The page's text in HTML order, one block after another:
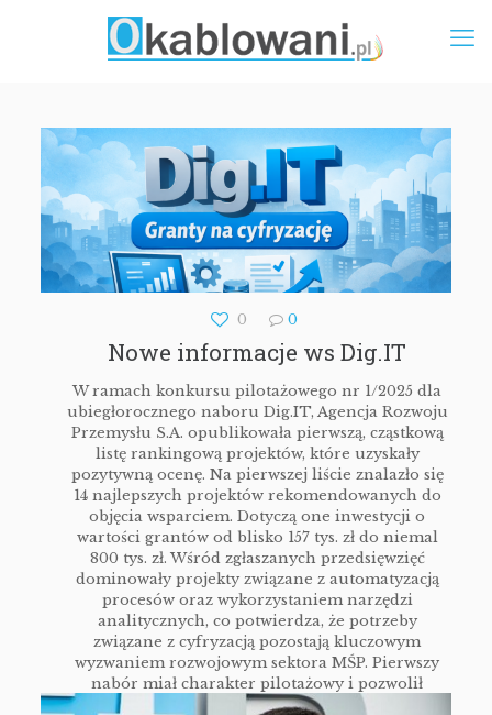
0 0
Nowe informacje ws Dig.IT
W ramach konkursu pilotażowego nr 1/2025 dla
ubiegłorocznego naboru Dig.IT, Agencja Rozwoju
Przemysłu S.A. opublikowała pierwszą, cząstkową
listę rankingową projektów, które uzyskały
pozytywną ocenę. Na pierwszej liście znalazło się
14 najlepszych projektów rekomendowanych do
objęcia wsparciem. Dotyczą one inwestycji o
wartości grantów od blisko 157 tys. zł do niemal
800 tys. zł. Wśród zgłaszanych przedsięwzięć
dominowały projekty związane z automatyzacją
procesów oraz wykorzystaniem narzędzi
analitycznych, co potwierdza, że potrzeby
związane z cyfryzacją pozostają kluczowym
wyzwaniem rozwojowym sektora MŚP. Pierwszy
nabór miał charakter pilotażowy i pozwolił
zweryfikować nie tylko założenia